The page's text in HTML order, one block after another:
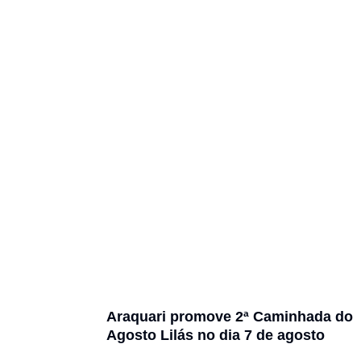
Araquari promove 2ª Caminhada do
Agosto Lilás no dia 7 de agosto